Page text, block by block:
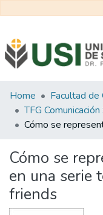
Communities
&
Collections
Statistics
Home
TFG
Cómo se
en una serie
friends